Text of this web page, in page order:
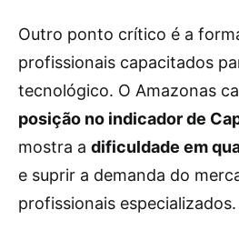
Outro ponto crítico é a
profissionais capacitados
tecnológico. O Amazonas
posição no indicador de
mostra a dificuldade em
e suprir a demanda do
profissionais especializados.